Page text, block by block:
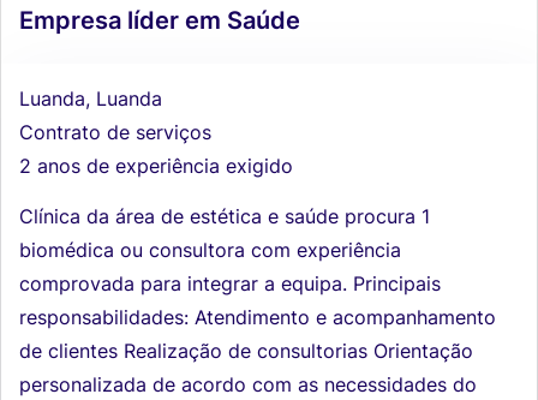
Empresa líder em Saúde
Luanda, Luanda
Contrato de serviços
2 anos de experiência exigido
Clínica da área de estética e saúde procura 1
biomédica ou consultora com experiência
comprovada para integrar a equipa. Principais
responsabilidades: Atendimento e acompanhamento
de clientes Realização de consultorias Orientação
personalizada de acordo com as necessidades do